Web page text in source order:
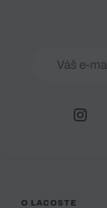
O LACOSTE